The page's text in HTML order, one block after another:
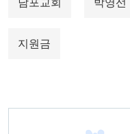
남포교회 박영선
지원금